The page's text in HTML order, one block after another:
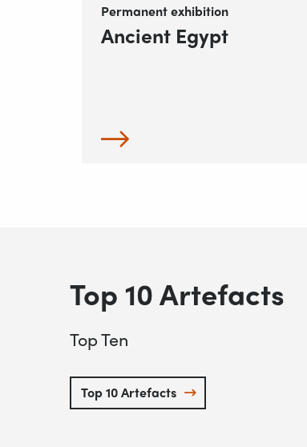
Permanent exhibition
Ancient Egypt
Top 10 Artefacts
Top Ten
Top 10 Artefacts